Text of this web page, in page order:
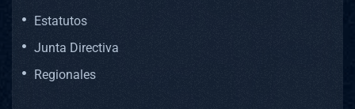
Estatutos
Junta Directiva
Regionales